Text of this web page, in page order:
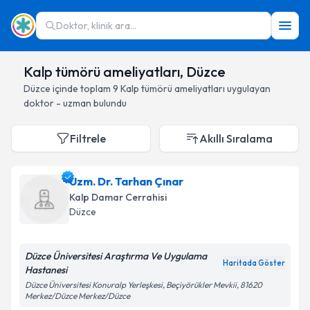
Doktor, klinik ara...
Kalp tümörü ameliyatları, Düzce
Düzce içinde toplam 9 Kalp tümörü ameliyatları uygulayan
doktor - uzman bulundu
Filtrele Akıllı Sıralama
Uzm. Dr. Tarhan Çınar
Kalp Damar Cerrahisi
Düzce
Düzce Üniversitesi Araştırma Ve Uygulama
Hastanesi
Haritada Göster
Düzce Üniversitesi Konuralp Yerleşkesi, Beçiyörükler Mevkii, 81620
Merkez/Düzce Merkez/Düzce